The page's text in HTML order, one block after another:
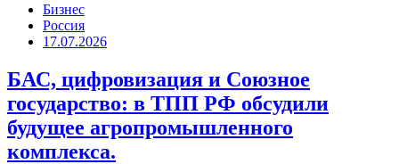
Бизнес
Россия
17.07.2026
БАС, цифровизация и Союзное
государство: в ТПП РФ обсудили
будущее агропромышленного
комплекса.